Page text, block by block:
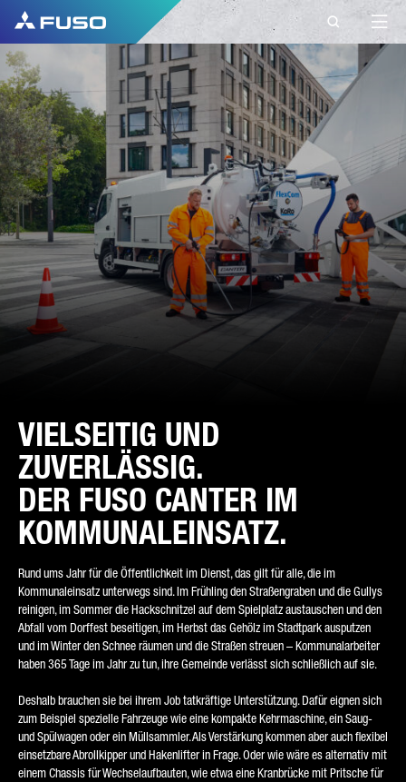
VIELSEITIG UND
ZUVERLÄSSIG.
DER FUSO CANTER IM
KOMMUNALEINSATZ.
Rund ums Jahr für die Öffentlichkeit im Dienst, das gilt für alle, die im
Kommunaleinsatz unterwegs sind. Im Frühling den Straßengraben und die Gullys
reinigen, im Sommer die Hackschnitzel auf dem Spielplatz austauschen und den
Abfall vom Dorffest beseitigen, im Herbst das Gehölz im Stadtpark ausputzen
und im Winter den Schnee räumen und die Straßen streuen – Kommunalarbeiter
haben 365 Tage im Jahr zu tun, ihre Gemeinde verlässt sich schließlich auf sie.
Deshalb brauchen sie bei ihrem Job tatkräftige Unterstützung. Dafür eignen sich
zum Beispiel spezielle Fahrzeuge wie eine kompakte Kehrmaschine, ein Saug-
und Spülwagen oder ein Müllsammler. Als Verstärkung kommen aber auch flexibel
einsetzbare Abrollkipper und Hakenlifter in Frage. Oder wie wäre es alternativ mit
einem Chassis für Wechselaufbauten, wie etwa eine Kranbrücke mit Pritsche für
KONTAKT
FUSO BELGIUM
CONTACT
Haben Sie weitere Fragen?
Senden Sie uns Ihre Anfrage über dieses
Kontaktformular.
VORNAME*
ART DER ANFRAGE*
E-MAIL*
TELEFONNUMMER*
IHRE NACHRICHT (OPTIONAL)